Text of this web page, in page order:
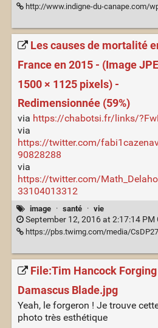
http://www.indigne-du-canape.com/wp-content/
Les causes de mortalité
France en 2015 - (Image
1500 × 1125 pixels) -
Redimensionnée (59%)
via https://chabotsi.fr/links/
via
https://twitter.com/
90828288
via
https://twitter.com/
33104013312
image · santé · vie
September 12, 2016 at 2:17:14 PM
https://pbs.twimg.com/media/
File:Tim Hancock Forging
Damascus Blade.jpg
Yeah, le forgeron ! Je trouve
photo très esthétique